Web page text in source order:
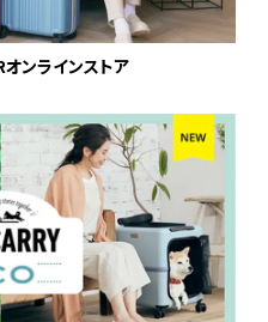
ンラインストア